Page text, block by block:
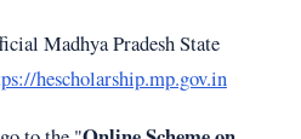
Madhya Pradesh State
hescholarship.mp.gov.in